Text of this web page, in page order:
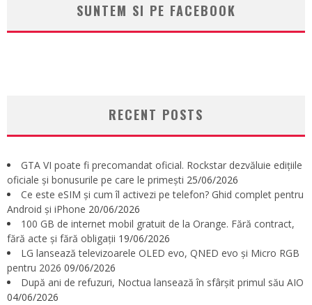
SUNTEM SI PE FACEBOOK
RECENT POSTS
GTA VI poate fi precomandat oficial. Rockstar dezvăluie edițiile
oficiale și bonusurile pe care le primești 25/06/2026
Ce este eSIM și cum îl activezi pe telefon? Ghid complet pentru
Android și iPhone 20/06/2026
100 GB de internet mobil gratuit de la Orange. Fără contract,
fără acte și fără obligații 19/06/2026
LG lansează televizoarele OLED evo, QNED evo și Micro RGB
pentru 2026 09/06/2026
După ani de refuzuri, Noctua lansează în sfârșit primul său AIO
04/06/2026